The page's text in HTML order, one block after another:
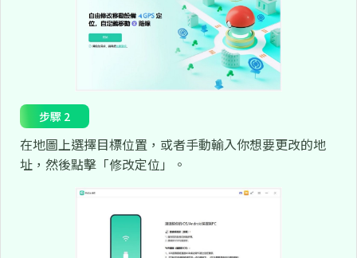
步驟 2
在地圖上選擇目標位置，或者手動輸入你想要更改的地
址，然後點擊「修改定位」。